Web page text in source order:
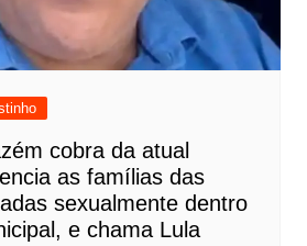
cobra da atual
as famílias das
sexualmente dentro
e chama Lula